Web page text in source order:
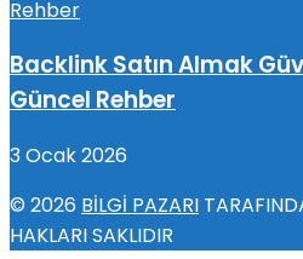
Backlink Satın Almak
Güncel Rehber
3 Ocak 2026
© 2026 BİLGİ PAZARI
HAKLARI SAKLIDIR